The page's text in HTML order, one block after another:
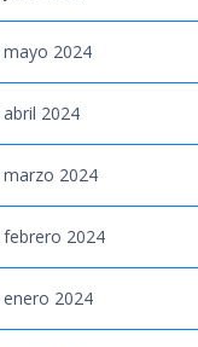
mayo 2024
abril 2024
marzo 2024
febrero 2024
enero 2024